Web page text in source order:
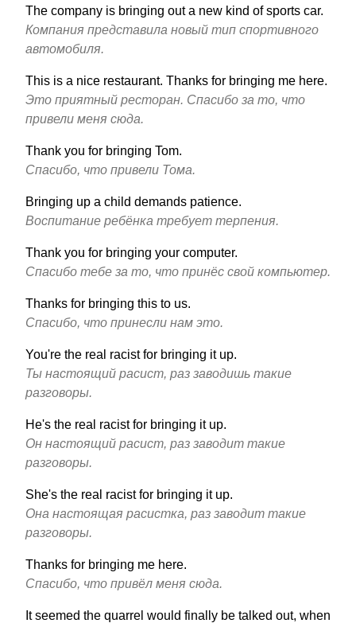
The company is bringing out a new kind of sports car.
Компания представила новый тип спортивного
автомобиля.
This is a nice restaurant. Thanks for bringing me here.
Это приятный ресторан. Спасибо за то, что
привели меня сюда.
Thank you for bringing Tom.
Спасибо, что привели Тома.
Bringing up a child demands patience.
Воспитание ребёнка требует терпения.
Thank you for bringing your computer.
Спасибо тебе за то, что принёс свой компьютер.
Thanks for bringing this to us.
Спасибо, что принесли нам это.
You're the real racist for bringing it up.
Ты настоящий расист, раз заводишь такие
разговоры.
He's the real racist for bringing it up.
Он настоящий расист, раз заводит такие
разговоры.
She's the real racist for bringing it up.
Она настоящая расистка, раз заводит такие
разговоры.
Thanks for bringing me here.
Спасибо, что привёл меня сюда.
It seemed the quarrel would finally be talked out, when